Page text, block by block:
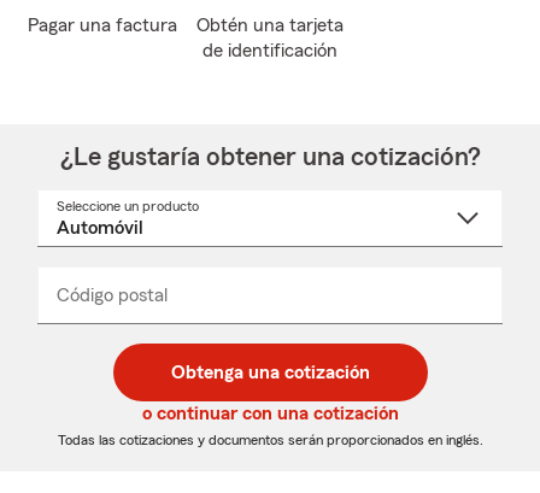
Pagar una factura
Obtén una tarjeta
de identificación
¿Le gustaría obtener una cotización?
Seleccione un producto
desplegable
Código postal
de
5
dígitos
de
5
dígitos
_____
Obtenga una cotización
o continuar con una cotización
Todas las cotizaciones y documentos serán proporcionados en inglés.